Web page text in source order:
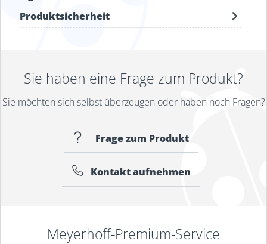
Produktsicherheit
Sie haben eine Frage zum Produkt?
Sie möchten sich selbst überzeugen oder haben noch Fragen?
Frage zum Produkt
Kontakt aufnehmen
Meyerhoff-Premium-Service